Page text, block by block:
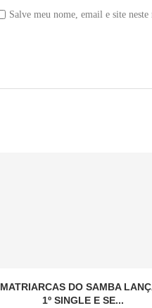
Salve meu nome, email e site
MATRIARCAS DO SAMBA
1º SINGLE E SE...